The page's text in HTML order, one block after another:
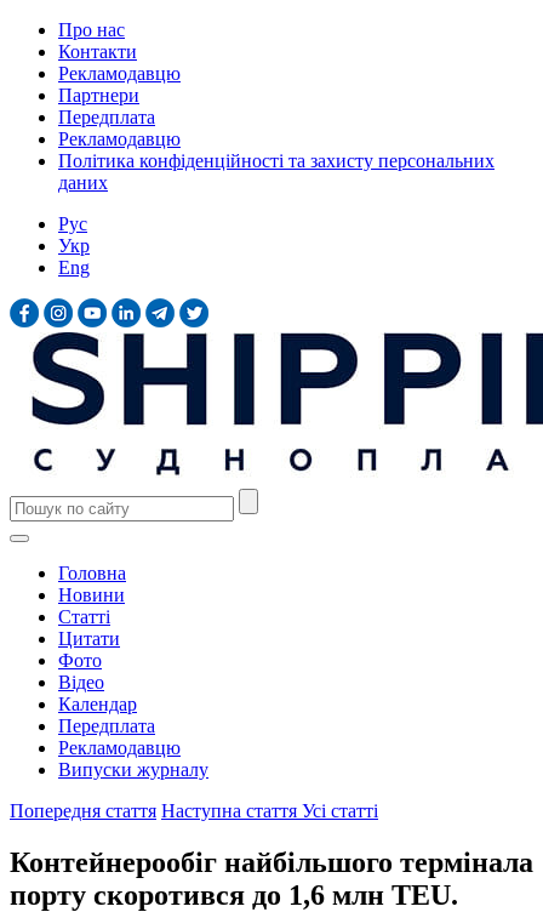
Про нас
Контакти
Рекламодавцю
Партнери
Передплата
Рекламодавцю
Політика конфіденційності та захисту персональних
даних
Рус
Укр
Eng
Головна
Новини
Статті
Цитати
Фото
Відео
Календар
Передплата
Рекламодавцю
Випуски журналу
Попередня стаття Наступна стаття Усі статті
Контейнерообіг найбільшого термінала
порту скоротився до 1,6 млн TEU.